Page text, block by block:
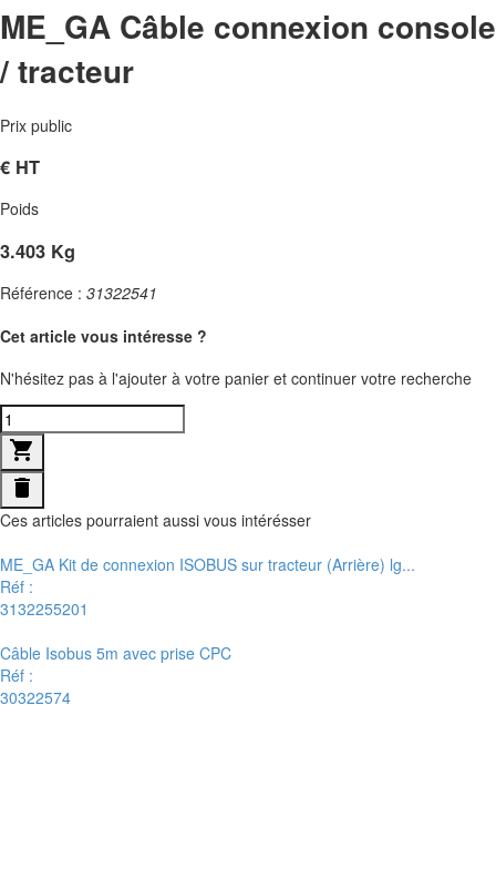
ME_GA Câble connexion console
/ tracteur
Prix public
€ HT
Poids
3.403 Kg
Référence : 31322541
Cet article vous intéresse ?
N'hésitez pas à l'ajouter à votre panier et continuer votre recherche
shopping_cart
delete
Ces articles pourraient aussi vous intérésser
ME_GA Kit de connexion ISOBUS sur tracteur (Arrière) lg...
Réf :
3132255201
Câble Isobus 5m avec prise CPC
Réf :
30322574